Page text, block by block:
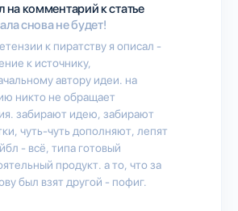
на комментарий к статье
снова не будет!
к пиратству я описал -
к источнику,
автору идеи. на
никто не обращает
забирают идею, забирают
чуть-чуть дополняют, лепят
- всё, типа готовый
продукт. а то, что за
был взят другой - пофиг.